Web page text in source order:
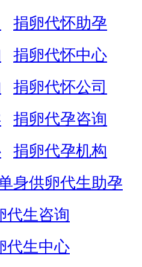
捐卵代怀助孕
捐卵代怀中心
捐卵代怀公司
捐卵代孕咨询
捐卵代孕机构
身供卵代生助孕
代生咨询
代生中心